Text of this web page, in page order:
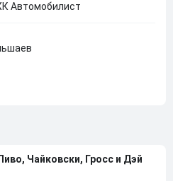
Автомобилист
Чайковски, Гросс и Дэй